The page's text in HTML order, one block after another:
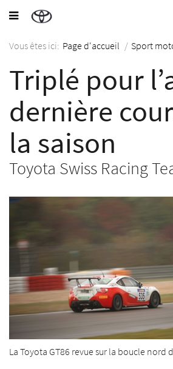
Vous êtes ici: Page d'accueil / Sport
Triplé pour
dernière
la saison
Toyota Swiss Racing
La Toyota GT86 revue sur la boucle nord